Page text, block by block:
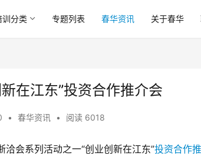
训分类 专题列表 春华资讯 关于春华
在江东”投资合作推介会
• 春华资讯 • 阅读 6018
会系列活动之一“创业创新在江东”投资合作